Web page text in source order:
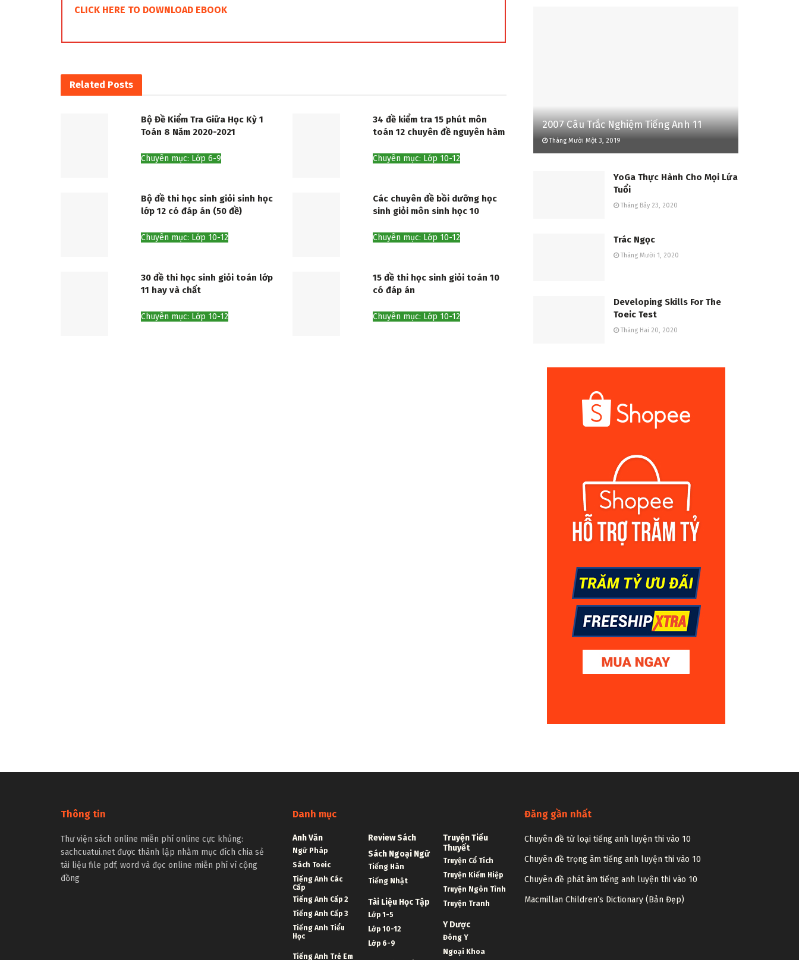
CLICK HERE TO DOWNLOAD EBOOK
Related Posts
Bộ Đề Kiểm Tra Giữa Học Kỳ 1
Toán 8 Năm 2020-2021
Chuyên mục: Lớp 6-9
34 đề kiểm tra 15 phút môn
toán 12 chuyên đề nguyên hàm
Chuyên mục: Lớp 10-12
Bộ đề thi học sinh giỏi sinh học
lớp 12 có đáp án (50 đề)
Chuyên mục: Lớp 10-12
Các chuyên đề bồi dưỡng học
sinh giỏi môn sinh học 10
Chuyên mục: Lớp 10-12
30 đề thi học sinh giỏi toán lớp
11 hay và chất
Chuyên mục: Lớp 10-12
15 đề thi học sinh giỏi toán 10
có đáp án
Chuyên mục: Lớp 10-12
2007 Câu Trắc Nghiệm Tiếng Anh 11
Tháng Mười Một 3, 2019
YoGa Thực Hành Cho Mọi Lứa
Tuổi
Tháng Bảy 23, 2020
Trác Ngọc
Tháng Mười 1, 2020
Developing Skills For The
Toeic Test
Tháng Hai 20, 2020
Thông tin
Thư viện sách online miễn phí online cực khủng:
sachcuatui.net được thành lập nhằm mục đích chia sẻ
tài liệu file pdf, word và đọc online miễn phí vì cộng
đồng
Danh mục
Anh Văn
Ngữ Pháp
Sách Toeic
Tiếng Anh Các
Cấp
Tiếng Anh Cấp 2
Tiếng Anh Cấp 3
Tiếng Anh Tiểu
Học
Tiếng Anh Trẻ Em
Review Sách
Sách Ngoại Ngữ
Tiếng Hàn
Tiếng Nhật
Tài Liệu Học Tập
Lớp 1-5
Lớp 10-12
Lớp 6-9
Truyện Tiểu
Thuyết
Truyện Cổ Tích
Truyện Kiếm Hiệp
Truyện Ngôn Tình
Truyện Tranh
Y Dược
Đông Y
Ngoại Khoa
Đăng gần nhất
Chuyên đề từ loại tiếng anh luyện thi vào 10
Chuyên đề trọng âm tiếng anh luyện thi vào 10
Chuyên đề phát âm tiếng anh luyện thi vào 10
Macmillan Children’s Dictionary (Bản Đẹp)